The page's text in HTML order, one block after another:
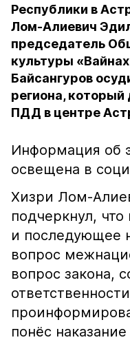
Республики в
Лом-Алиевич
председатель
культуры
Байсангуров
региона,
ПДД в центре
Информация об
освещена в
Хизри Лом-
подчеркнул,
и последующее
вопрос
вопрос закона,
понёс наказание